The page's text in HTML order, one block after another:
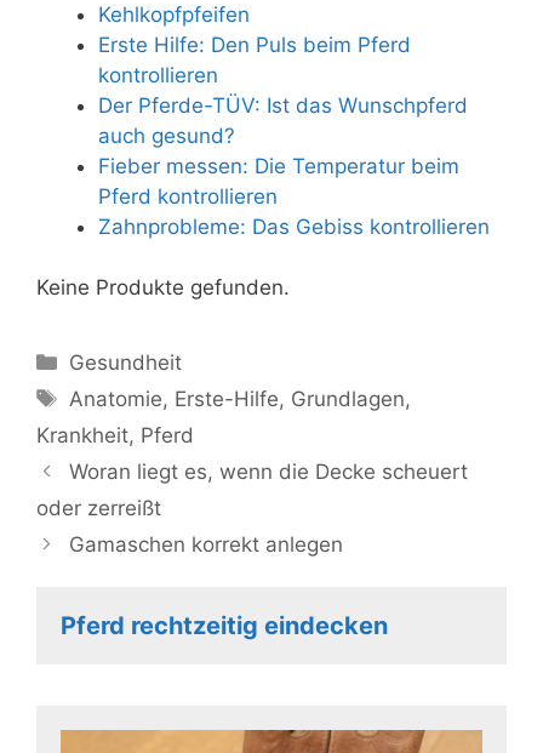
Kehlkopfpfeifen
Erste Hilfe: Den Puls beim Pferd
kontrollieren
Der Pferde-TÜV: Ist das Wunschpferd
auch gesund?
Fieber messen: Die Temperatur beim
Pferd kontrollieren
Zahnprobleme: Das Gebiss kontrollieren
Keine Produkte gefunden.
Kategorien
Gesundheit
Schlagwörter
Anatomie, Erste-Hilfe, Grundlagen,
Krankheit, Pferd
Woran liegt es, wenn die Decke scheuert
oder zerreißt
Gamaschen korrekt anlegen
Pferd rechtzeitig eindecken